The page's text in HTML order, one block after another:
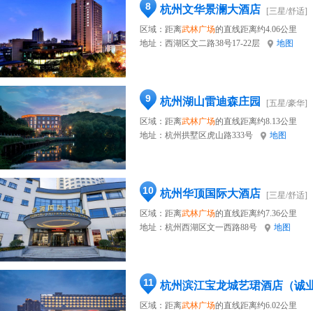
8 杭州文华景澜大酒店
[三星/舒适]
区域：距离武林广场的直线距离约4.06公里
地址： 西湖区文二路38号17-22层 地图
9 杭州湖山雷迪森庄园
[五星/豪华]
区域：距离武林广场的直线距离约8.13公里
地址： 杭州拱墅区虎山路333号 地图
10 杭州华顶国际大酒店
[三星/舒适]
区域：距离武林广场的直线距离约7.36公里
地址： 杭州西湖区文一西路88号 地图
11 杭州滨江宝龙城艺珺酒店（诚
区域：距离武林广场的直线距离约6.02公里